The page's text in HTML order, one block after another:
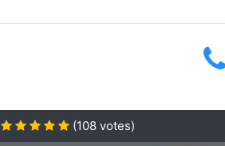
(108 votes)